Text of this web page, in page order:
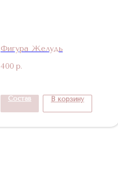
Фигура Желудь
400 р.
Состав В корзину